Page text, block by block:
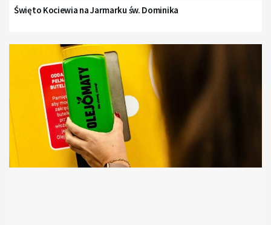
Święto Kociewia na Jarmarku św. Dominika